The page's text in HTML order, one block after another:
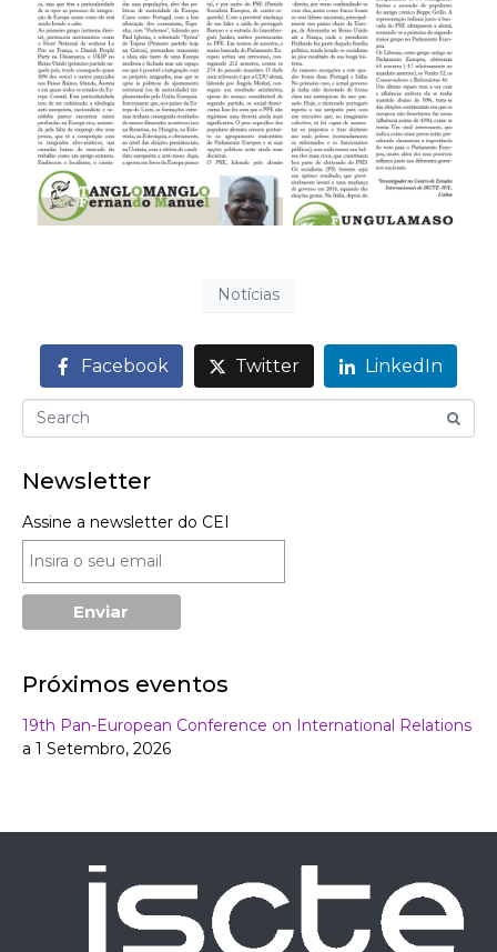
Notícias
Facebook Twitter LinkedIn
Newsletter
Assine a newsletter do CEI
Próximos eventos
19th Pan-European Conference on International Relations
a 1 Setembro, 2026